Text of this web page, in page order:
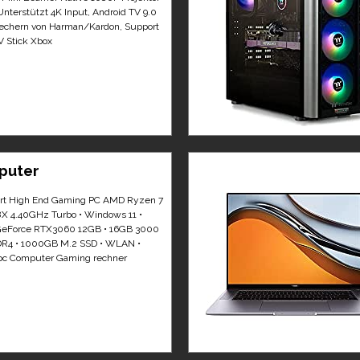
4K Input, Android TV 9.0
von Harman/Kardon, Support
Stick Xbox
High End Gaming PC AMD Ryzen 7
4.40GHz Turbo • Windows 11 •
RTX3060 12GB • 16GB 3000
• 1000GB M.2 SSD • WLAN •
Computer Gaming rechner